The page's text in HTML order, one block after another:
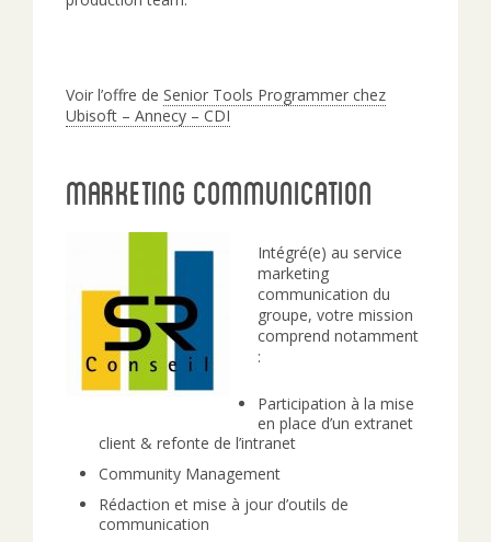
Voir l’offre de Senior Tools Programmer chez
Ubisoft – Annecy – CDI
Marketing Communication
Intégré(e) au service
marketing
communication du
groupe, votre mission
comprend notamment
:
Participation à la mise
en place d’un extranet
client & refonte de l’intranet
Community Management
Rédaction et mise à jour d’outils de
communication